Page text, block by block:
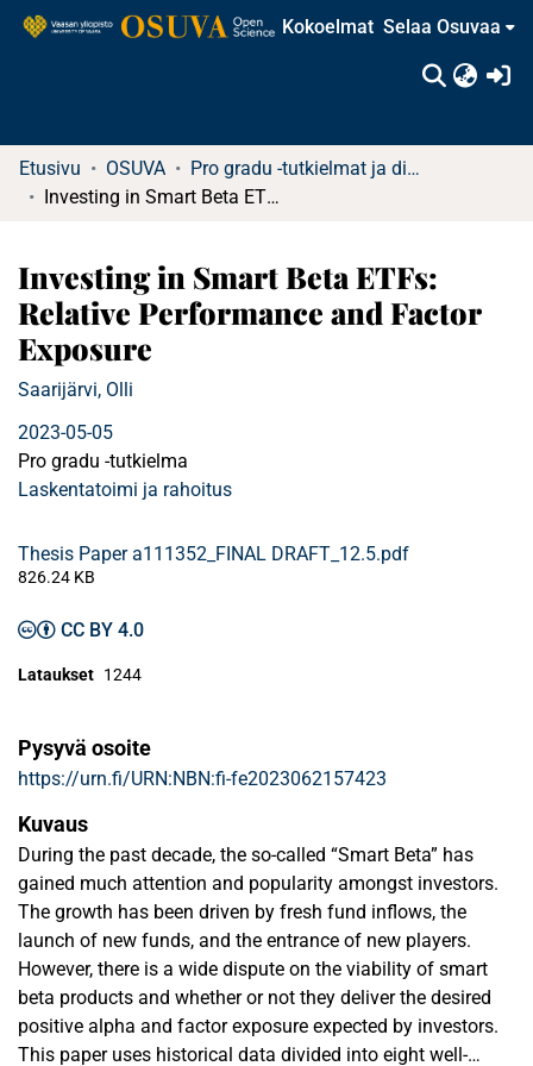
Kokoelmat Selaa Osuvaa
Etusivu OSUVA
Pro gradu -tutkielmat ja diplomityöt
Investing in Smart Beta ETFs: Relative Performance and Factor Exposure
Investing in Smart Beta ETFs:
Relative Performance and Factor
Exposure
Saarijärvi, Olli
2023-05-05
Pro gradu -tutkielma
Laskentatoimi ja rahoitus
Thesis Paper a111352_FINAL DRAFT_12.5.pdf
826.24 KB
CC BY 4.0
Lataukset 1244
Pysyvä osoite
https://urn.fi/URN:NBN:fi-fe2023062157423
Kuvaus
During the past decade, the so-called “Smart Beta” has
gained much attention and popularity amongst investors.
The growth has been driven by fresh fund inflows, the
launch of new funds, and the entrance of new players.
However, there is a wide dispute on the viability of smart
beta products and whether or not they deliver the desired
positive alpha and factor exposure expected by investors.
This paper uses historical data divided into eight well-